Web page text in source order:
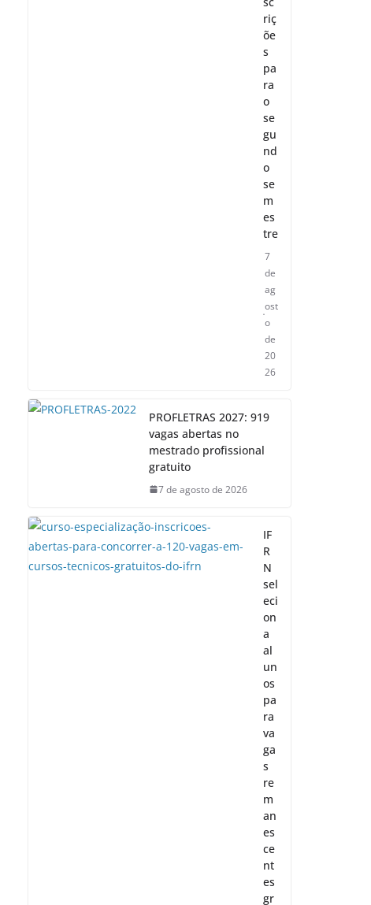
riç
õe
s
pa
ra
o
se
gu
nd
o
se
m
es
tre
7
de
ag
ost
o
de
20
26
PROFLETRAS 2027: 919
vagas abertas no
mestrado profissional
gratuito
7 de agosto de 2026
IF
R
N
sel
eci
on
a
al
un
os
pa
ra
va
ga
s
re
m
an
es
ce
nt
es
gr